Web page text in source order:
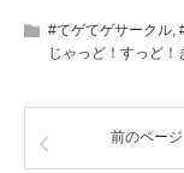
#てゲてゲサークル
じゃっど！すっど！
前のページ